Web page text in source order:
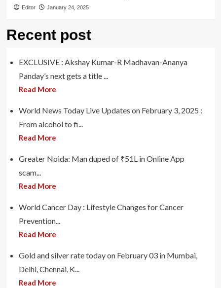
Editor January 24, 2025
Recent post
EXCLUSIVE : Akshay Kumar-R Madhavan-Ananya
Panday’s next gets a title ...
Read More
World News Today Live Updates on February 3, 2025 :
From alcohol to fi...
Read More
Greater Noida: Man duped of ₹51L in Online App
scam...
Read More
World Cancer Day : Lifestyle Changes for Cancer
Prevention...
Read More
Gold and silver rate today on February 03 in Mumbai,
Delhi, Chennai, K...
Read More